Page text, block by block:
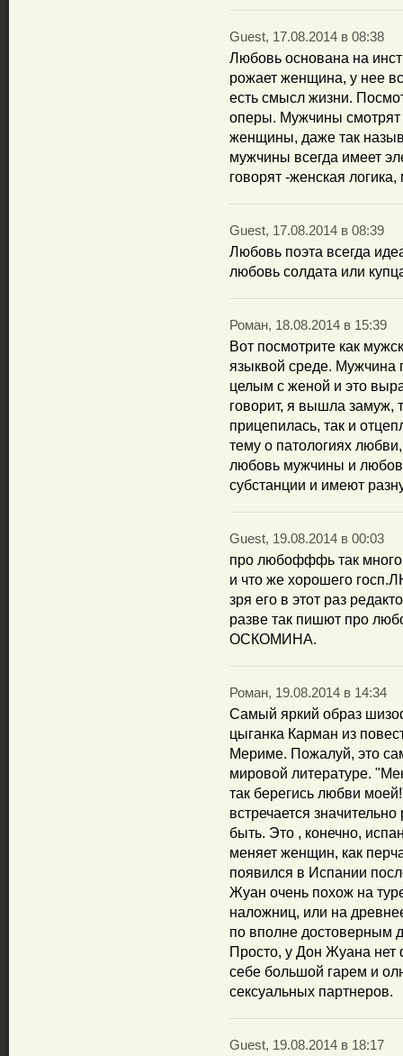
Guest, 17.08.2014 в 08:38
Любовь основана на
рожает женщина, у нее
есть смысл жизни.
оперы. Мужчины смотрят
женщины, даже так
мужчины всегда имеет
говорят -женская
Guest, 17.08.2014 в 08:39
Любовь поэта всегда
любовь солдата или
Роман, 18.08.2014 в 15:39
Вот посмотрите как
языквой среде. Мужчина
целым с женой и это
говорит, я вышла замуж,
прицепилась, так и
тему о патологиях
любовь мужчины и
субстанции и имеют
Guest, 19.08.2014 в 00:03
про любофффь так
и что же хорошего
зря его в этот раз
разве так пишют про
ОСКОМИНА.
Роман, 19.08.2014 в 14:34
Самый яркий образ
цыганка Карман из
Мериме. Пожалуй, это
мировой литературе.
так берегись любви
встречается
быть. Это , конечно,
меняет женщин, как
появился в Испании
Жуан очень похож на
наложниц, или на
по вполне достоверным
Просто, у Дон Жуана нет
себе большой гарем и
сексуальных партнеров.
Guest, 19.08.2014 в 18:17